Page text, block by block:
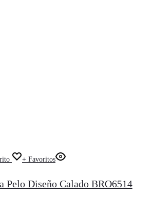
+ Favoritos
Pelo Diseño Calado BRO6514